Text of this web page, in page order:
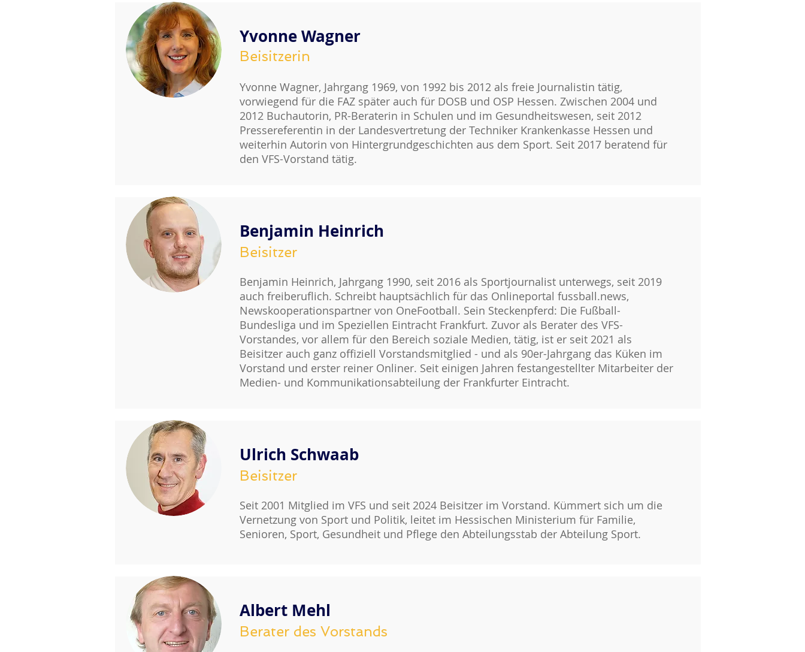
Yvonne Wagner
Beisitzerin
Yvonne Wagner, Jahrgang 1969, von 1992 bis 2012 als freie Journalistin tätig,
vorwiegend für die FAZ später auch für DOSB und OSP Hessen. Zwischen 2004 und
2012 Buchautorin, PR-Beraterin in Schulen und im Gesundheitswesen, seit 2012
Pressereferentin in der Landesvertretung der Techniker Krankenkasse Hessen und
weiterhin Autorin von Hintergrundgeschichten aus dem Sport. Seit 2017 beratend für
den VFS-Vorstand tätig.
Benjamin Heinrich
Beisitzer
Benjamin Heinrich, Jahrgang 1990, seit 2016 als Sportjournalist unterwegs, seit 2019
auch freiberuflich. Schreibt hauptsächlich für das Onlineportal fussball.news,
Newskooperationspartner von OneFootball. Sein Steckenpferd: Die Fußball-
Bundesliga und im Speziellen Eintracht Frankfurt. Zuvor als Berater des VFS-
Vorstandes, vor allem für den Bereich soziale Medien, tätig, ist er seit 2021 als
Beisitzer auch ganz offiziell Vorstandsmitglied - und als 90er-Jahrgang das Küken im
Vorstand und erster reiner Onliner. Seit einigen Jahren festangestellter Mitarbeiter der
Medien- und Kommunikationsabteilung der Frankfurter Eintracht.
Ulrich Schwaab
Beisitzer
Seit 2001 Mitglied im VFS und seit 2024 Beisitzer im Vorstand. Kümmert sich um die
Vernetzung von Sport und Politik, leitet im Hessischen Ministerium für Familie,
Senioren, Sport, Gesundheit und Pflege den Abteilungsstab der Abteilung Sport.
Albert Mehl
Berater des Vorstands